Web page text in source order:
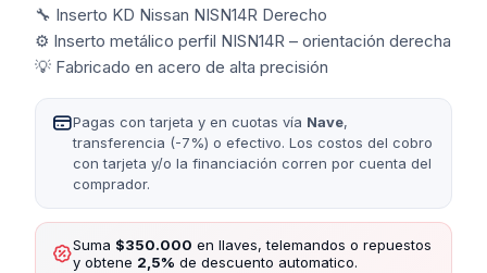
🔧 Inserto KD Nissan NISN14R Derecho
⚙️ Inserto metálico perfil NISN14R – orientación derecha
💡 Fabricado en acero de alta precisión
Pagas con tarjeta y en cuotas vía Nave,
transferencia (-7%) o efectivo. Los costos del cobro
con tarjeta y/o la financiación corren por cuenta del
comprador.
Suma $350.000 en llaves, telemandos o repuestos
y obtene 2,5% de descuento automatico.